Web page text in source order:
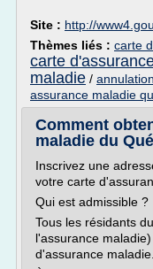
Site : http://
Thèmes liés : carte
carte
maladie /
assurance maladie
Comment
maladie du
Inscrivez une
votre carte
Qui est admissible ?
Tous les résidants
l'assurance
d'assurance maladie.